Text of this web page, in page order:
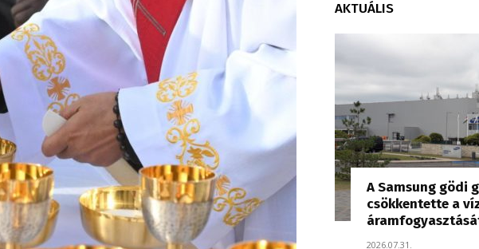
AKTUÁLIS
A Samsung gödi
csökkentette a
2026.07.31.